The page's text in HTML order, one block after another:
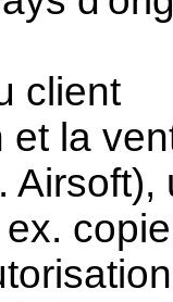
client
et la
Airsoft),